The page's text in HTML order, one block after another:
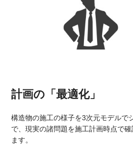
計画の「最適化」
構造物の施工の様子を3次元モデルで
で、現実の諸問題を施工計画時点で
ます。